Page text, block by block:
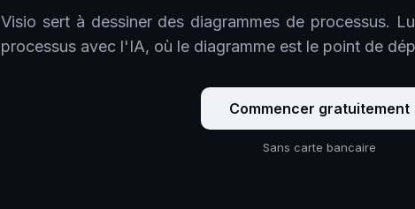
Visio sert à dessiner des diagrammes de processus.
processus avec l'IA, où le diagramme est le point de
Commencer gratuitement
Sans carte bancaire